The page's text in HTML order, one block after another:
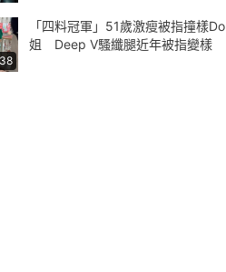
「四料冠軍」51歲激瘦被指撞樣Do
姐 Deep V騷纖腿近年被指變樣